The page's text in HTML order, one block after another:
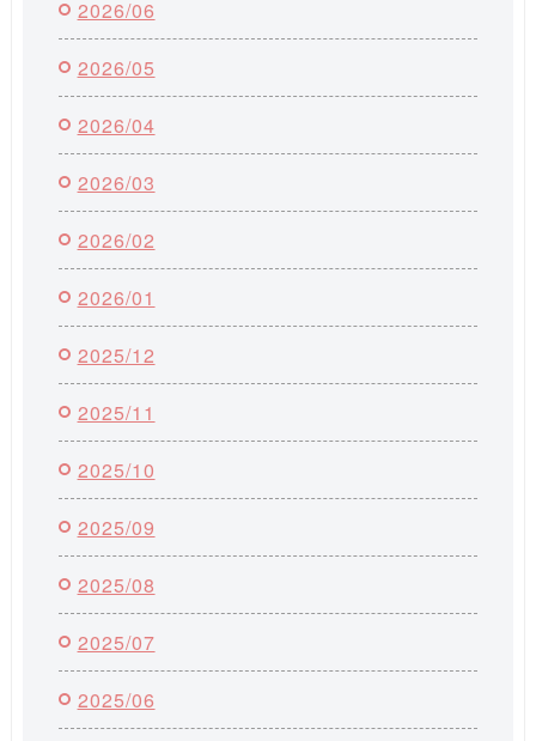
2026/06
2026/05
2026/04
2026/03
2026/02
2026/01
2025/12
2025/11
2025/10
2025/09
2025/08
2025/07
2025/06